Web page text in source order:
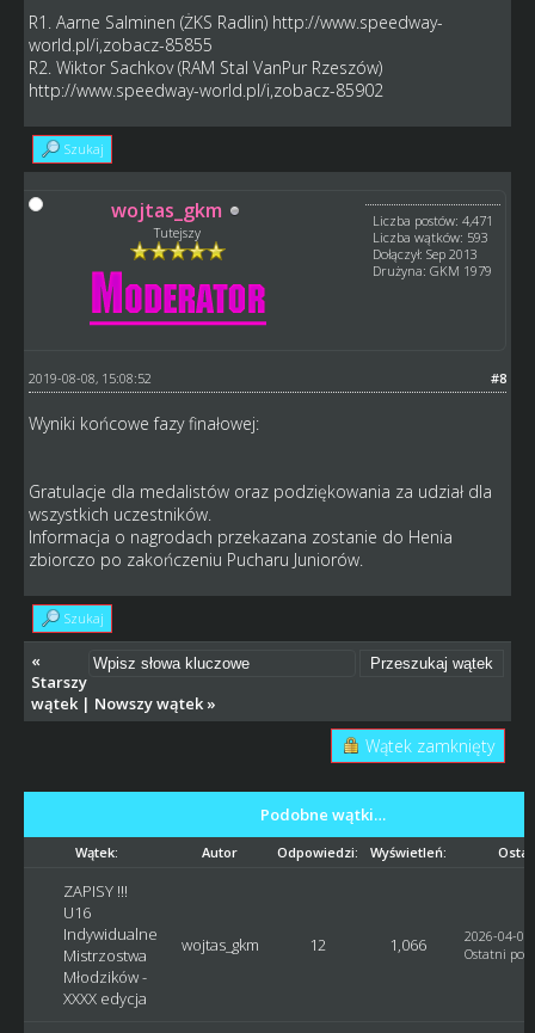
R1. Aarne Salminen (ŻKS Radlin) http://www.speedway-
world.pl/i,zobacz-85855
R2. Wiktor Sachkov (RAM Stal VanPur Rzeszów)
http://www.speedway-world.pl/i,zobacz-85902
Szukaj
wojtas_gkm
Tutejszy
Liczba postów: 4,471
Liczba wątków: 593
Dołączył: Sep 2013
Drużyna: GKM 1979
#8
2019-08-08, 15:08:52
Wyniki końcowe fazy finałowej:
Gratulacje dla medalistów oraz podziękowania za udział dla
wszystkich uczestników.
Informacja o nagrodach przekazana zostanie do Henia
zbiorczo po zakończeniu Pucharu Juniorów.
Szukaj
«
Starszy
wątek| Nowszy wątek»
Wątek zamknięty
Podobne wątki…
Wątek: Autor Odpowiedzi: Wyświetleń:
ZAPISY !!!
U16
Indywidualne
Mistrzostwa
Młodzików -
XXXX edycja
wojtas_gkm 12 1,066
2026-04-
Ostatni post